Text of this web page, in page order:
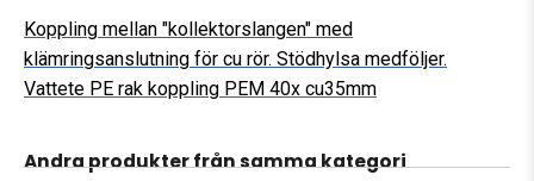
Koppling mellan "kollektorslangen" med
klämringsanslutning för cu rör. Stödhylsa medföljer.
Vattete PE rak koppling PEM 40x cu35mm
Andra produkter från samma kategori